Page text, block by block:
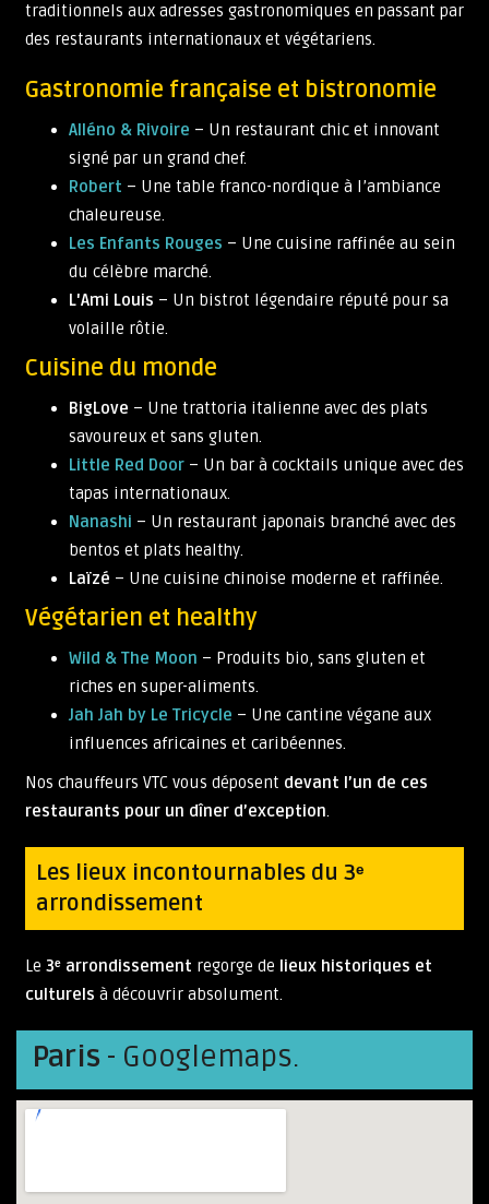
traditionnels aux adresses gastronomiques en passant par
des restaurants internationaux et végétariens.
Gastronomie française et bistronomie
Alléno & Rivoire – Un restaurant chic et innovant
signé par un grand chef.
Robert – Une table franco-nordique à l’ambiance
chaleureuse.
Les Enfants Rouges – Une cuisine raffinée au sein
du célèbre marché.
L'Ami Louis – Un bistrot légendaire réputé pour sa
volaille rôtie.
Cuisine du monde
BigLove – Une trattoria italienne avec des plats
savoureux et sans gluten.
Little Red Door – Un bar à cocktails unique avec des
tapas internationaux.
Nanashi – Un restaurant japonais branché avec des
bentos et plats healthy.
Laïzé – Une cuisine chinoise moderne et raffinée.
Végétarien et healthy
Wild & The Moon – Produits bio, sans gluten et
riches en super-aliments.
Jah Jah by Le Tricycle – Une cantine végane aux
influences africaines et caribéennes.
Nos chauffeurs VTC vous déposent devant l’un de ces
restaurants pour un dîner d’exception.
Les lieux incontournables du 3ᵉ
arrondissement
Le 3ᵉ arrondissement regorge de lieux historiques et
culturels à découvrir absolument.
Paris - Googlemaps.